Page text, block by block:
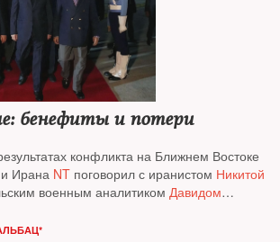
бенефиты и потери
конфликта на Ближнем Востоке
Ирана NT поговорил с иранистом Никитой
военным аналитиком Давидом